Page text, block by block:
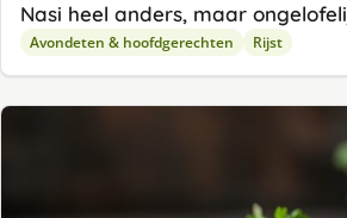
Nasi heel anders, maar
Avondeten & hoofdgerechten Rijst